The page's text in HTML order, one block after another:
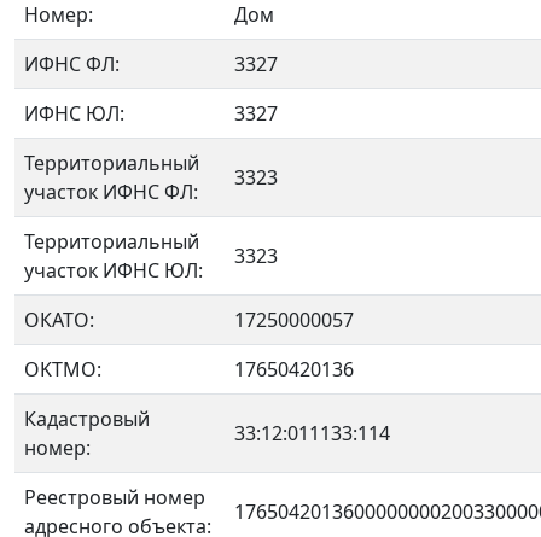
Номер:
Дом
ИФНС ФЛ:
3327
ИФНС ЮЛ:
3327
Территориальный
участок ИФНС ФЛ:
3323
Территориальный
участок ИФНС ЮЛ:
3323
ОКАТО:
17250000057
OKTMO:
17650420136
Кадастровый
номер:
33:12:011133:114
Реестровый номер
адресного объекта: